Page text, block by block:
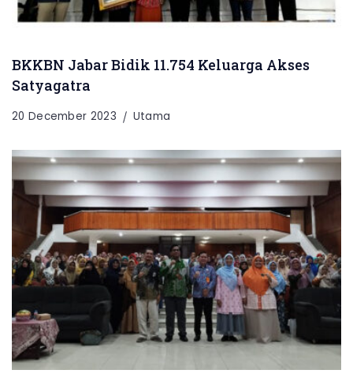
BKKBN Jabar Bidik 11.754 Keluarga Akses
Satyagatra
20 December 2023 Utama